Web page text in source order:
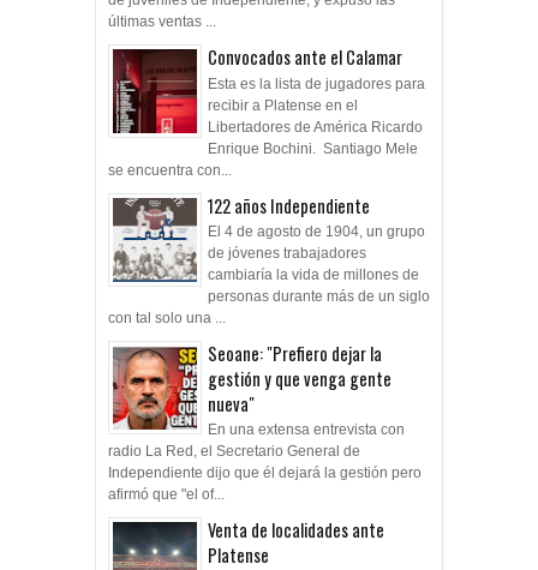
últimas ventas ...
Convocados ante el Calamar
Esta es la lista de jugadores para
recibir a Platense en el
Libertadores de América Ricardo
Enrique Bochini. Santiago Mele
se encuentra con...
122 años Independiente
El 4 de agosto de 1904, un grupo
de jóvenes trabajadores
cambiaría la vida de millones de
personas durante más de un siglo
con tal solo una ...
Seoane: "Prefiero dejar la
gestión y que venga gente
nueva"
En una extensa entrevista con
radio La Red, el Secretario General de
Independiente dijo que él dejará la gestión pero
afirmó que "el of...
Venta de localidades ante
Platense